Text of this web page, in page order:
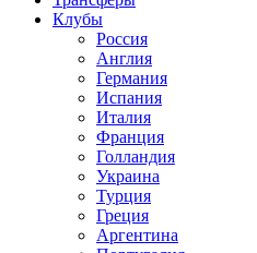
Клубы
Россия
Англия
Германия
Испания
Италия
Франция
Голландия
Украина
Турция
Греция
Аргентина